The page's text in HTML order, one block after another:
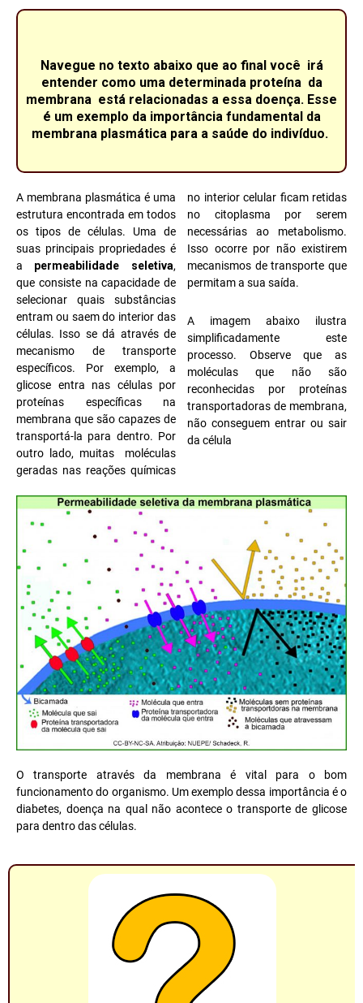
Navegue no texto abaixo que ao final você irá
entender como uma determinada proteína da
membrana está relacionadas a essa doença. Esse
é um exemplo da importância fundamental da
membrana plasmática para a saúde do indivíduo.
A membrana plasmática é uma
estrutura encontrada em todos
os tipos de células. Uma de
suas principais propriedades é
a permeabilidade seletiva,
que consiste na capacidade de
selecionar quais substâncias
entram ou saem do interior das
células. Isso se dá através de
mecanismo de transporte
específicos. Por exemplo, a
glicose entra nas células por
proteínas específicas na
membrana que são capazes de
transportá-la para dentro. Por
outro lado, muitas moléculas
geradas nas reações químicas
no interior celular ficam retidas
no citoplasma por serem
necessárias ao metabolismo.
Isso ocorre por não existirem
mecanismos de transporte que
permitam a sua saída.
A imagem abaixo ilustra
simplificadamente este
processo. Observe que as
moléculas que não são
reconhecidas por proteínas
transportadoras de membrana,
não conseguem entrar ou sair
da célula
O transporte através da membrana é vital para o bom
funcionamento do organismo. Um exemplo dessa importância é o
diabetes, doença na qual não acontece o transporte de glicose
para dentro das células.